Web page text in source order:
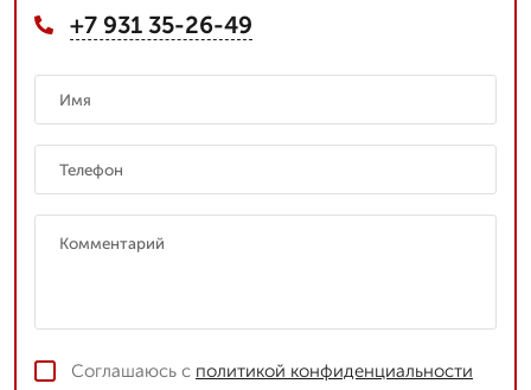
+7 931 35-26-49
Соглашаюсь с политикой конфиденциальности